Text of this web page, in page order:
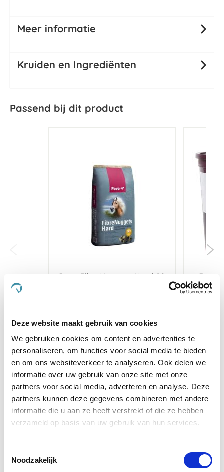
Deze website maakt gebruik van cookies
We gebruiken cookies om content en advertenties te
personaliseren, om functies voor social media te bieden
en om ons websiteverkeer te analyseren. Ook delen we
informatie over uw gebruik van onze site met onze
partners voor social media, adverteren en analyse. Deze
partners kunnen deze gegevens combineren met andere
informatie die u aan ze heeft verstrekt of die ze hebben
verzameld op basis van uw gebruik van hun services.
Noodzakelijk
Meer informatie
Kruiden en Ingrediënten
Passend bij dit product
Pavo FibreNuggets Hard 20
€ 22,80 € 21,66
Voeg toe aan winkeltas
€
Anderen kochten ook